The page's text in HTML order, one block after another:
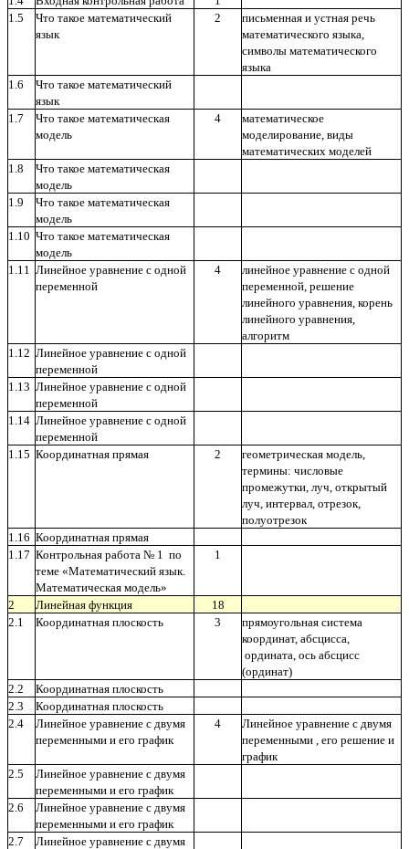
1.5
Что такое математический
язык
2
письменная и устная речь
математического языка,
символы математического
языка
1.6
Что такое математический
язык
1.7
Что такое математическая
модель
4
математическое
моделирование, виды
математических моделей
1.8
Что такое математическая
модель
1.9
Что такое математическая
модель
1.10 Что такое математическая
модель
1.11 Линейное уравнение с одной
переменной
4
линейное уравнение с одной
переменной, решение
линейного уравнения, корень
линейного уравнения,
алгоритм
1.12 Линейное уравнение с одной
переменной
1.13 Линейное уравнение с одной
переменной
1.14 Линейное уравнение с одной
переменной
1.15 Координатная прямая 2
геометрическая модель,
термины: числовые
промежутки, луч, открытый
луч, интервал, отрезок,
полуотрезок
1.16 Координатная прямая
1.17 Контрольная работа № 1 по
теме «Математический язык.
Математическая модель»
1
2 Линейная функция
18
2.1
Координатная плоскость 3
прямоугольная система
координат, абсцисса,
ордината, ось абсцисс
(ординат)
2.2
Координатная плоскость
2.3
Координатная плоскость
2.4
Линейное уравнение с двумя
переменными и его график
4
Линейное уравнение с двумя
переменными , его решение и
график
2.5
Линейное уравнение с двумя
переменными и его график
2.6
Линейное уравнение с двумя
переменными и его график
2.7
Линейное уравнение с двумя